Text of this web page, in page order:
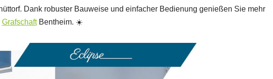
Dank robuster Bauweise und einfacher Bedienung genießen Sie mehr
GrafschaftBentheim. ☀️